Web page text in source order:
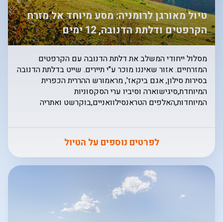
טיול מאורגן לרומניה: מסע מיוחד אל מזרח
הקרפטים ודלתת הדנובה, 12 ימים
מסלול ייחודי המשלב את דלתת הדנובה עם הקרפטים
המזרחיים. אזור שאיננו מוכר ע"י תיירים. שייט בדלתת הדנובה
בסירות סילון, אגם ביקאז', מראמורש ההררית הכפרית
המיוחדת,סיגישוארה וסיביו ערי הסקסוניות
המיוחדות,האלפים הטראנסילוואניים,בוקרשט ואתריה
לפרטים נוספים על הטיול